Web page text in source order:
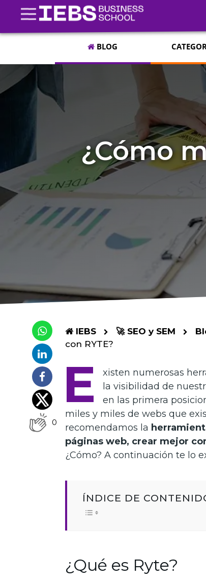
BLOG
¿Cómo
0
IEBS 🚀 SEO y SEM
con RYTE?
E
xisten numerosas
la visibilidad de
en las primera
miles y miles de webs que
recomendamos la
páginas web, crear mejor
¿Cómo? A continuación te lo
ÍNDICE DE
¿Qué es Ryte?